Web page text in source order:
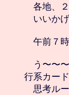
各地、２
いいかげ
午前７時
う〜〜〜
行系カー
思考ルー